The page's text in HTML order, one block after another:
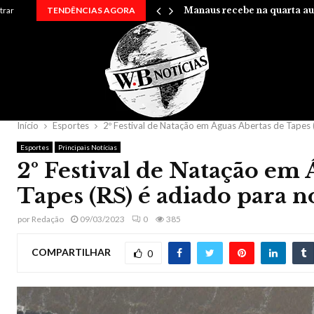
TENDÊNCIAS AGORA
em uma… Manaus recebe na quarta
Início Esportes 2º Festival de Natação em Águas Abertas de
Esportes Principais Notícias
2º Festival de Natação em
Tapes (RS) é adiado para
por Redação 09/03/2023 0 385
COMPARTILHAR 0